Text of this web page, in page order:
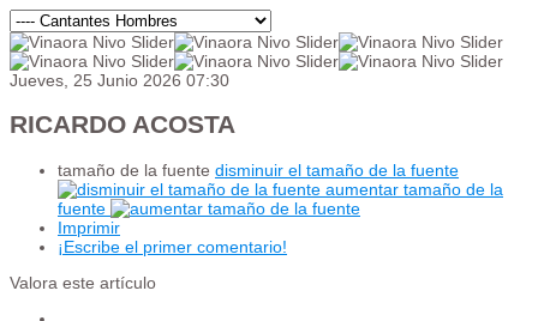
Jueves, 25 Junio 2026 07:30
RICARDO ACOSTA
tamaño de la fuente disminuir el tamaño de la fuente
aumentar tamaño de la
fuente
Imprimir
¡Escribe el primer comentario!
Valora este artículo